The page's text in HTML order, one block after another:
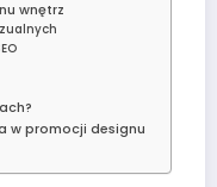
wnętrz
w promocji designu